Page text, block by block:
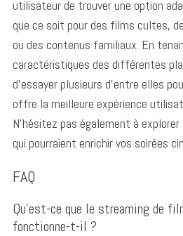
utilisateur de trouver une option
que ce soit pour des films cultes,
ou des contenus familiaux. En
caractéristiques des différentes
d’essayer plusieurs d’entre elles
offre la meilleure expérience
N’hésitez pas également à
qui pourraient enrichir vos soirées
FAQ
Qu’est-ce que le streaming de
fonctionne-t-il ?